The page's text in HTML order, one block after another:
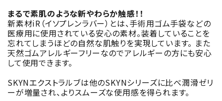
まるで素肌のような新やわらか触感！！
新素材iR（イソプレンラバー）とは、手術用ゴム手袋などの
医療用に使用されている安心の素材。装着していることを
忘れてしまうほどの自然な肌触りを実現しています。 また
天然ゴムアレルギーフリーなのでアレルギーの方にも安心
して使用できます。
SKYNエクストラルブは他のSKYNシリーズに比べ潤滑ゼリ
ーが増量され、よりスムーズな使用感を得られます。